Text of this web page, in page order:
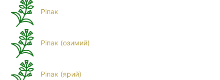
Ріпак
Ріпак (озимий)
Ріпак (ярий)